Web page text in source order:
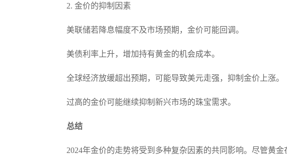
2. 金价的抑制因素
美联储若降息幅度不及市场预期，金价可能回调。
美债利率上升，增加持有黄金的机会成本。
全球经济放缓超出预期，可能导致美元走强，抑制金价上涨。
过高的金价可能继续抑制新兴市场的珠宝需求。
总结
2024年金价的走势将受到多种复杂因素的共同影响。尽管黄